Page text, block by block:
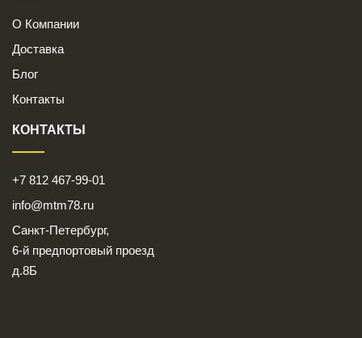
О Компании
Доставка
Блог
Контакты
КОНТАКТЫ
+7 812 467-99-01
info@mtm78.ru
Санкт-Петербург,
6-й предпортовый проезд
д.8Б